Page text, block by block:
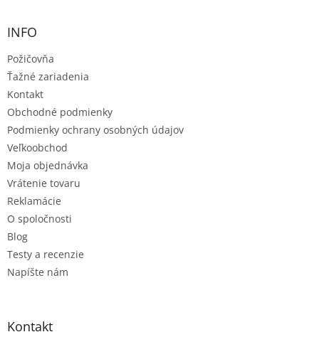
INFO
Požičovňa
Ťažné zariadenia
Kontakt
Obchodné podmienky
Podmienky ochrany osobných údajov
Veľkoobchod
Moja objednávka
Vrátenie tovaru
Reklamácie
O spoločnosti
Blog
Testy a recenzie
Napíšte nám
Kontakt